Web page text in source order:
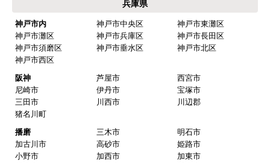
兵庫県
神戸市内 神戸市中央区
神戸市東灘区
神戸市灘区
神戸市兵庫区
神戸市長田区
神戸市須磨区
神戸市垂水区
神戸市北区
神戸市西区
阪神
芦屋市
西宮市
尼崎市
伊丹市
宝塚市
三田市
川西市
川辺郡
猪名川町
播磨
三木市
明石市
加古川市
高砂市
姫路市
小野市
加西市
加東市